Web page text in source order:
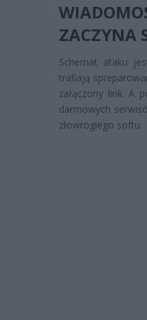
ZACZYNA
Schemat ataku
trafiają
załączony link. A
darmowych
złowrogiego softu.